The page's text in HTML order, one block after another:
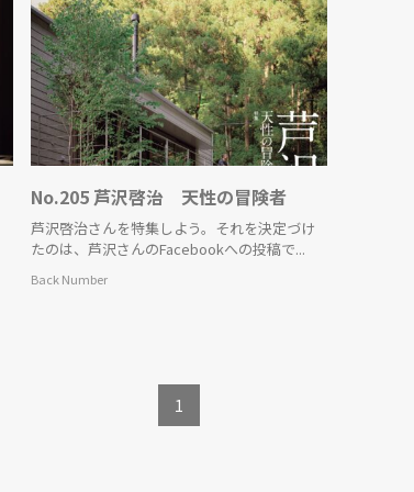
No.205 芦沢啓治 天性の冒険者
芦沢啓治さんを特集しよう。それを決定づけ
たのは、芦沢さんのFacebookへの投稿で...
Back Number
1